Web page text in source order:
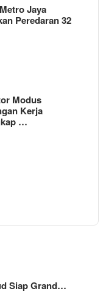
Jaya
Peredaran 32
Modus
Kerja
…
Siap Grand…